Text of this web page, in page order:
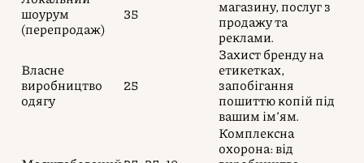
шоурум
(перепродаж)
35
магазину, послуг з
продажу та
реклами.
Власне
виробництво
одягу
25
Захист бренду на
етикетках,
запобігання
пошиттю копій під
вашим ім’ям.
Комплексна
охорона: від